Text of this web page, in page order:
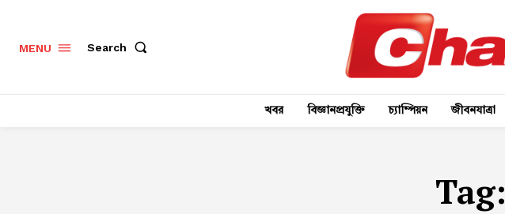
MENU Search
খবর বিজ্ঞানপ্রযুক্তি চ্যাম্পিয়ন জীবনযাত্রা
Tag: